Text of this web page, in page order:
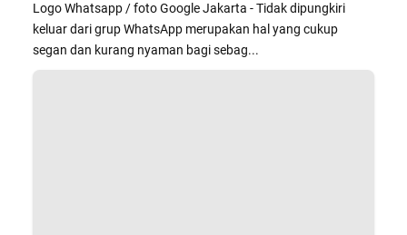
Logo Whatsapp / foto Google Jakarta - Tidak dipungkiri
keluar dari grup WhatsApp merupakan hal yang cukup
segan dan kurang nyaman bagi sebag...